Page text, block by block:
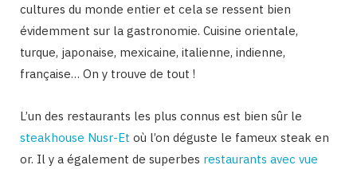
cultures du monde entier et cela se ressent bien
évidemment sur la gastronomie. Cuisine orientale,
turque, japonaise, mexicaine, italienne, indienne,
française… On y trouve de tout !
L’un des restaurants les plus connus est bien sûr le
steakhouse Nusr-Et où l’on déguste le fameux steak en
or. Il y a également de superbes restaurants avec vue